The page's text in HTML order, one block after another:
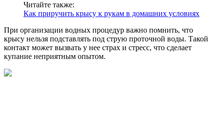
Читайте также:
Как приручить крысу к рукам в домашних условиях
При организации водных процедур важно помнить, что
крысу нельзя подставлять под струю проточной воды. Такой
контакт может вызвать у нее страх и стресс, что сделает
купание неприятным опытом.